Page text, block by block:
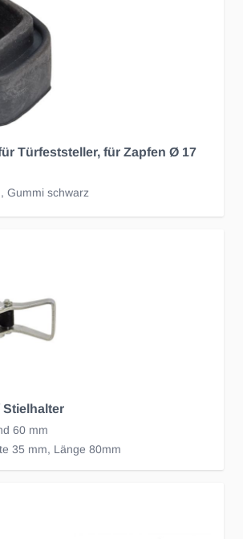
Türfeststeller, für Zapfen Ø 17
Gummi schwarz
Stielhalter
60 mm
35 mm, Länge 80mm